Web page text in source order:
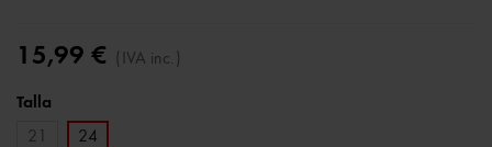
15,99 € (IVA inc.)
Talla
21
24